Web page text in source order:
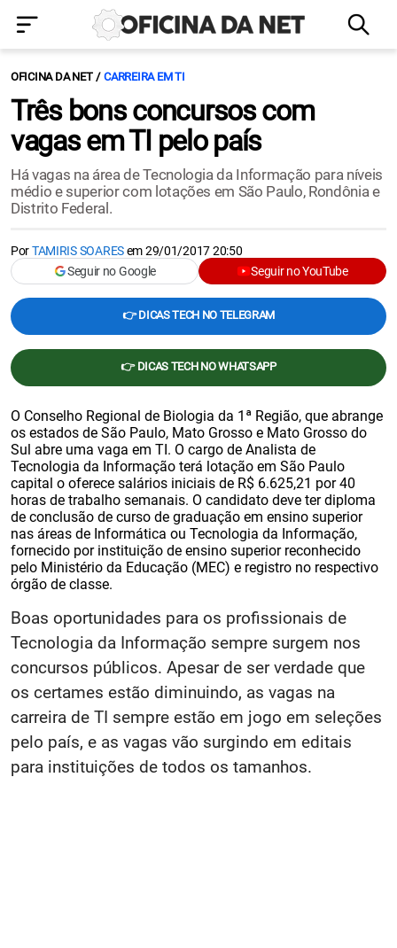
OFICINA DA NET CARREIRA EM TI
Três bons concursos com
vagas em TI pelo país
Há vagas na área de Tecnologia da Informação para níveis
médio e superior com lotações em São Paulo, Rondônia e
Distrito Federal.
PorTAMIRIS SOARESem29/01/2017 20:50
Seguir no Google
Seguir no YouTube
👉 DICAS TECH NO TELEGRAM
👉 DICAS TECH NO WHATSAPP
Boas oportunidades para os profissionais de
Tecnologia da Informação sempre surgem nos
concursos públicos. Apesar de ser verdade que
os certames estão diminuindo, as vagas na
carreira de TI sempre estão em jogo em seleções
pelo país, e as vagas vão surgindo em editais
para instituições de todos os tamanhos.
O Conselho Regional de Biologia da 1ª Região, que abrange
os estados de São Paulo, Mato Grosso e Mato Grosso do
Sul abre uma vaga em TI. O cargo de Analista de
Tecnologia da Informação terá lotação em São Paulo
capital o oferece salários iniciais de R$ 6.625,21 por 40
horas de trabalho semanais. O candidato deve ter diploma
de conclusão de curso de graduação em ensino superior
nas áreas de Informática ou Tecnologia da Informação,
fornecido por instituição de ensino superior reconhecido
pelo Ministério da Educação (MEC) e registro no respectivo
órgão de classe.